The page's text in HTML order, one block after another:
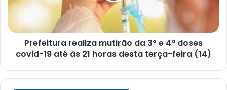
covid-
até
Prefeitura realiza mutirão da 3ª e 4ª doses
covid-19 até às 21 horas desta terça-feira (14)